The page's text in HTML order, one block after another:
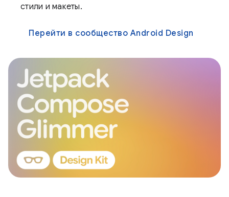
стили и макеты.
Перейти в сообщество Android Design